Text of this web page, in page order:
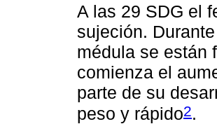
A las 29 SDG el
sujeción.
médula se están
comienza el
parte de su
peso y rápido2.